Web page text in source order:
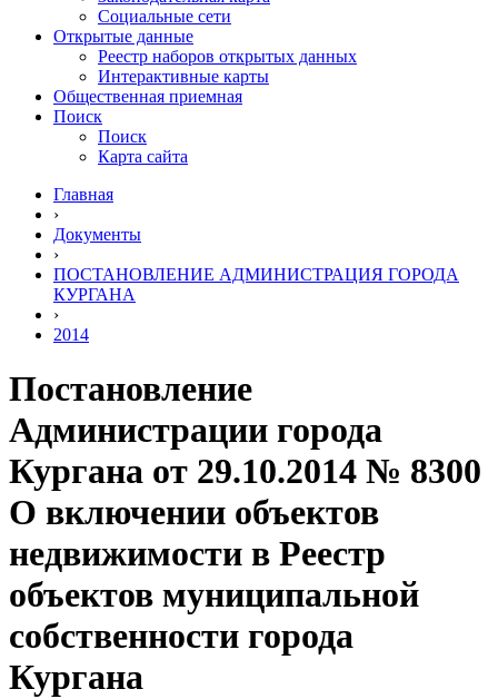
Социальные сети
Открытые данные
Реестр наборов открытых данных
Интерактивные карты
Общественная приемная
Поиск
Поиск
Карта сайта
Главная
›
Документы
›
ПОСТАНОВЛЕНИЕ АДМИНИСТРАЦИЯ ГОРОДА
КУРГАНА
›
2014
Постановление
Администрации города
Кургана от 29.10.2014 № 8300
О включении объектов
недвижимости в Реестр
объектов муниципальной
собственности города
Кургана